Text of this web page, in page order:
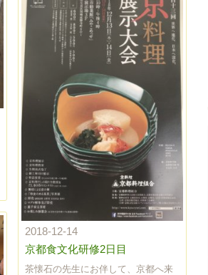
2018-12-14
京都食文化研修2日目
茶懐石の先生にお伴して、京都へ来